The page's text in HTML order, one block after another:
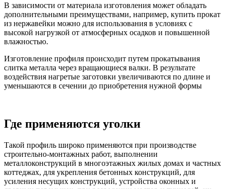
В зависимости от материала изготовления может обладать
дополнительными преимуществами, например, купить прокат
из нержавейки можно для использования в условиях с
высокой нагрузкой от атмосферных осадков и повышенной
влажностью.
Изготовление профиля происходит путем прокатывания
слитка металла через вращающиеся валки. В результате
воздействия нагретые заготовки увеличиваются по длине и
уменьшаются в сечении до приобретения нужной формы
Где применяются уголки
Такой профиль широко применяются при производстве
строительно-монтажных работ, выполнении
металлоконструкций в многоэтажных жилых домах и частных
коттеджах, для укрепления бетонных конструкций, для
усиления несущих конструкций, устройства оконных и